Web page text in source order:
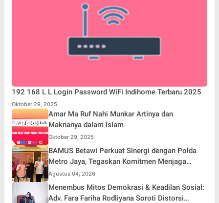
192 168 L L Login Password WiFi Indihome Terbaru 2025
Oktober 29, 2025
Amar Ma Ruf Nahi Munkar Artinya dan
Maknanya dalam Islam
Oktober 29, 2025
BAMUS Betawi Perkuat Sinergi dengan Polda
Metro Jaya, Tegaskan Komitmen Menjaga
Jakarta Aman, Damai, dan Kondusif Jelang HUT
ke-81 Republik Indonesia
Agustus 04, 2026
Menembus Mitos Demokrasi & Keadilan Sosial:
Adv. Fara Fariha Rodliyana Soroti Distorsi